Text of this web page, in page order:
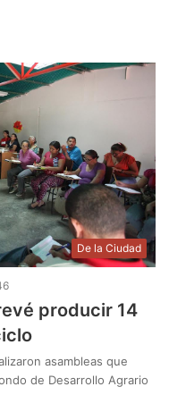
De la Ciudad
producir 14
asambleas que
de Desarrollo Agrario